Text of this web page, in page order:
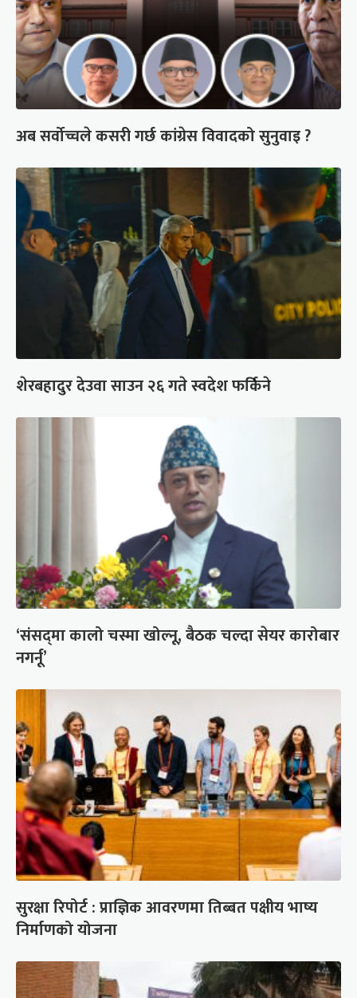
अब सर्वोच्चले कसरी गर्छ कांग्रेस विवादको सुनुवाइ ?
शेरबहादुर देउवा साउन २६ गते स्वदेश फर्किने
‘संसद्‍मा कालो चस्मा खोल्नू, बैठक चल्दा सेयर कारोबार
नगर्नू’
सुरक्षा रिपोर्ट : प्राज्ञिक आवरणमा तिब्बत पक्षीय भाष्य
निर्माणको योजना